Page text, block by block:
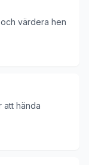
värdera hen
att hända